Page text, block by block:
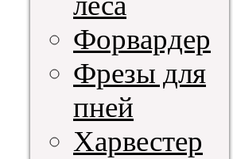
Форвардер
Фрезы для
пней
Харвестер